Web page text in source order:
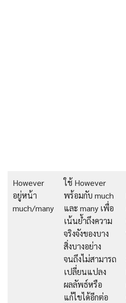
However
อยู่หน้า
much/many
ใช้ However
พร้อมกับ much
และ many เพื่อ
เน้นย้ำถึงความ
จริงจังของบาง
สิ่งบางอย่าง
จนถึงไม่สามารถ
เปลี่ยนแปลง
ผลลัพธ์หรือ
แก้ไขได้อีกต่อ